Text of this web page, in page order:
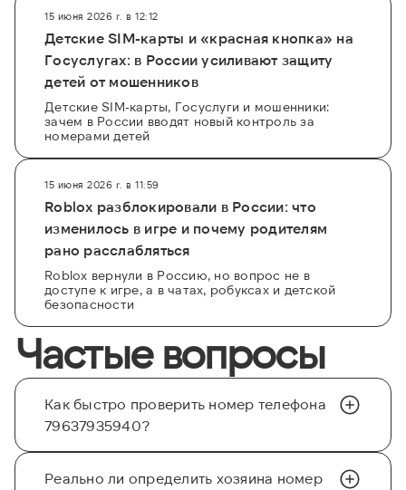
15 июня 2026 г. в 12:12
Детские SIM-карты и «красная кнопка» на
Госуслугах: в России усиливают защиту
детей от мошенников
Детские SIM-карты, Госуслуги и мошенники:
зачем в России вводят новый контроль за
номерами детей
15 июня 2026 г. в 11:59
Roblox разблокировали в России: что
изменилось в игре и почему родителям
рано расслабляться
Roblox вернули в Россию, но вопрос не в
доступе к игре, а в чатах, робуксах и детской
безопасности
Частые вопросы
Как быстро проверить номер телефона
79637935940?
Реально ли определить хозяина номер